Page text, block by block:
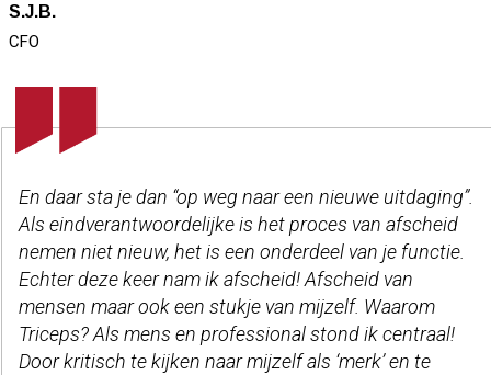
S.J.B.
CFO
En daar sta je dan “op weg naar een nieuwe uitdaging”.
Als eindverantwoordelijke is het proces van afscheid
nemen niet nieuw, het is een onderdeel van je functie.
Echter deze keer nam ik afscheid! Afscheid van
mensen maar ook een stukje van mijzelf. Waarom
Triceps? Als mens en professional stond ik centraal!
Door kritisch te kijken naar mijzelf als ‘merk’ en te